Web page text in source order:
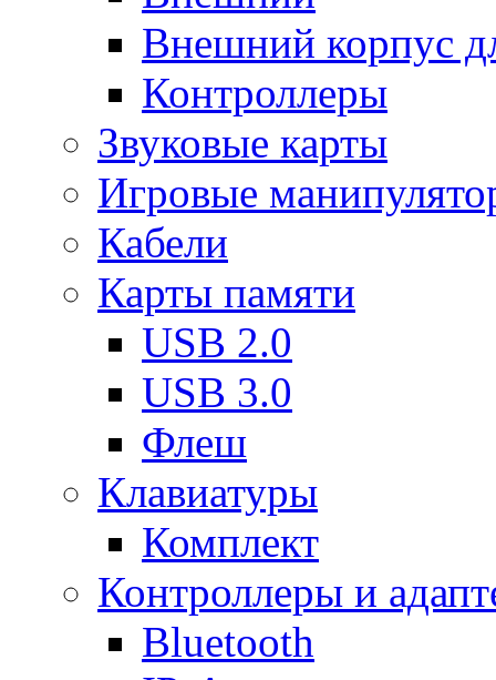
Внешний корпус
Контроллеры
Звуковые карты
Игровые
Кабели
Карты памяти
USB 2.0
USB 3.0
Флеш
Клавиатуры
Комплект
Контроллеры и
Bluetooth